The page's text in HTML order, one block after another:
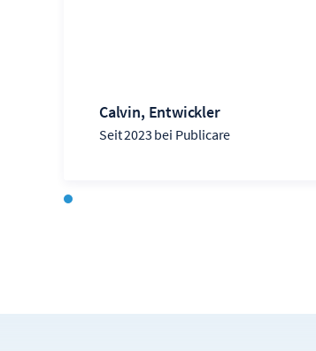
Calvin, Entwickler
Seit 2023 bei Publicare